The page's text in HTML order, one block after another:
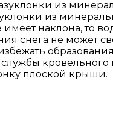
из
наклона, то
снега не может
кровельного
плоской крыши.